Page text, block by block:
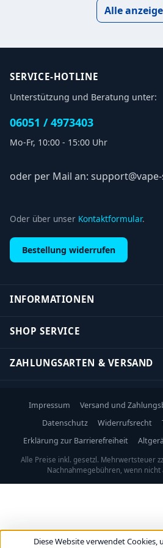
Alle
SERVICE-HOTLINE
Unterstützung und Beratung unter:
06051 / 4973403
Mo-Fr, 10:00 - 15:00 Uhr
oder per Mail an:
Oder über unser Kontaktformular.
Bestellung widerrufen
INFORMATIONEN
SHOP SERVICE
ZAHLUNGSARTEN & VERSAND
Impressum Versand und
Datenschutz
Widerrufsrecht
Erklärung zur Barrierefreiheit
Alle Preise inkl. gesetzl. Mehrwertsteuer
Nachnahmegebühren, wenn nicht
Diese Website verwendet Cookies,